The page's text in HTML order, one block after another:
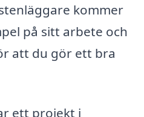
kommer
på sitt arbete och
att du gör ett bra
ett projekt i